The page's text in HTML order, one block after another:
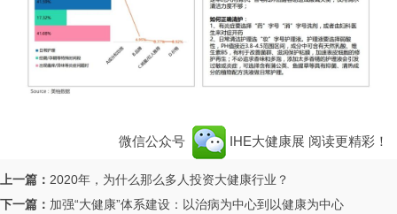
微信公众号 IHE大健康展 阅读更精彩！
上一篇： 2020年，为什么那么多人投资大健康行业？
下一篇： 加强“大健康”体系建设：以治病为中心到以健康为中心